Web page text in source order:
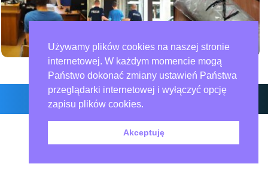
Używamy plików cookies na naszej stronie
internetowej. W każdym momencie mogą
Państwo dokonać zmiany ustawień Państwa
przeglądarki internetowej i wyłączyć opcję
zapisu plików cookies.
Akceptuję
O nas – redakcja miejska.pl